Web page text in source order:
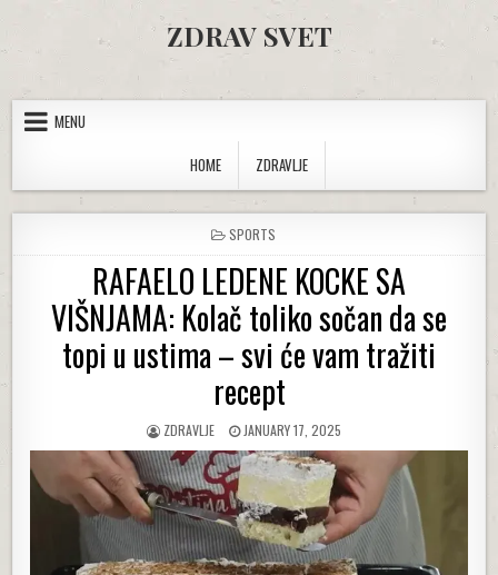
ZDRAV SVET
MENU
HOME
ZDRAVLJE
POSTED IN
SPORTS
RAFAELO LEDENE KOCKE SA
VIŠNJAMA: Kolač toliko sočan da se
topi u ustima – svi će vam tražiti
recept
AUTHOR:
ZDRAVLJE PUBLISHED DATE:
JANUARY 17, 2025